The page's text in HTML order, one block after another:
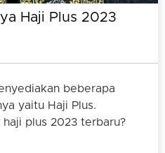
Haji Plus 2023
beberapa
yaitu Haji Plus.
haji plus 2023 terbaru?